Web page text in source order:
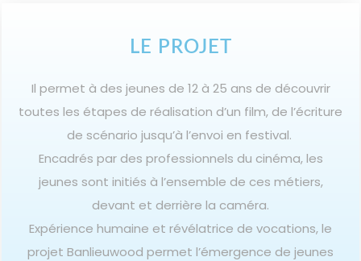
LE PROJET
Il permet à des jeunes de 12 à 25 ans de découvrir
toutes les étapes de réalisation d’un film, de l’écriture
de scénario jusqu’à l’envoi en festival.
Encadrés par des professionnels du cinéma, les
jeunes sont initiés à l’ensemble de ces métiers,
devant et derrière la caméra.
Expérience humaine et révélatrice de vocations, le
projet Banlieuwood permet l’émergence de jeunes